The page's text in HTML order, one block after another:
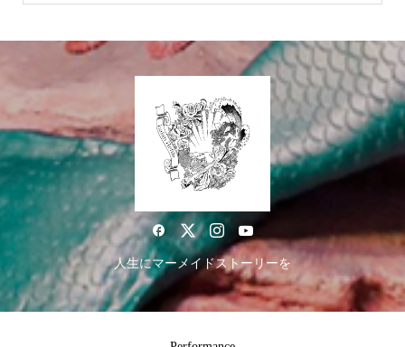
人生にマーメイドストーリーを